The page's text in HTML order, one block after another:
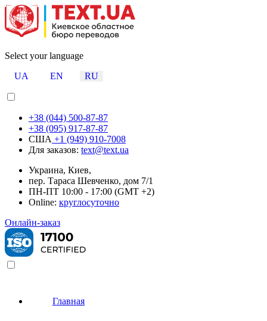
Select your language
UA
EN RU
+38 (044) 500-87-87
+38 (095) 917-87-87
США +1 (949) 910-7008
Для заказов: text@text.ua
Украина, Киев,
пер. Тараса Шевченко, дом 7/1
ПН-ПТ 10:00 - 17:00 (GMT +2)
Online: круглосуточно
Онлайн-заказ
Главная